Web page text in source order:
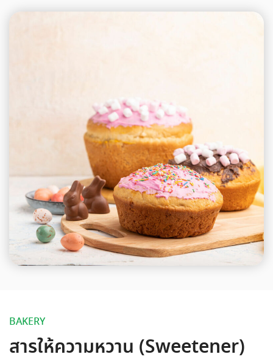
BAKERY
สารให้ความหวาน (Sweetener)